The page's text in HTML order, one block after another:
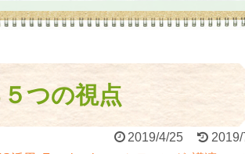
つの視点
2019/4/25